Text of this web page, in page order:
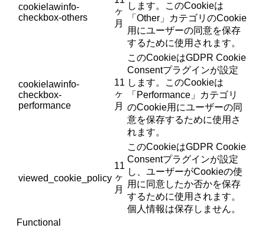
cookielawinfo-
checkbox-others
ヶ
月
します。このCookieは
「Other」カテゴリのCookie
用にユーザーの同意を保存
するために使用されます。
cookielawinfo-
checkbox-
performance
11
ヶ
月
このCookieはGDPR Cookie
Consentプラグインが設定
します。このCookieは
「Performance」カテゴリ
のCookie用にユーザーの同
意を保存するために使用さ
れます。
viewed_cookie_policy
11
ヶ
月
このCookieはGDPR Cookie
Consentプラグインが設定
し、ユーザーがCookieの使
用に同意したか否かを保存
するために使用されます。
個人情報は保存しません。
Functional